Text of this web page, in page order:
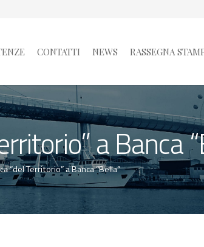
CONTATTI NEWS RASSEGNA
a Banca
“del Territorio” a Banca “Bella”